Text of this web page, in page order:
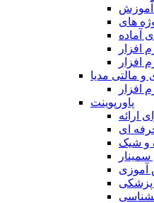
مالتی مدیا
پاورپوینت
ارائه
ای
و شیک
آموزی
پزشکی